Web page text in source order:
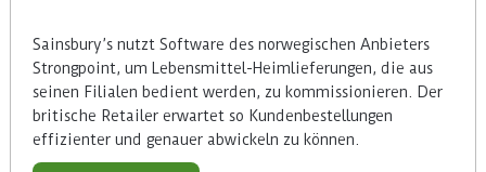
Sainsbury’s nutzt Software des norwegischen Anbieters
Strongpoint, um Lebensmittel-Heimlieferungen, die aus
seinen Filialen bedient werden, zu kommissionieren. Der
britische Retailer erwartet so Kundenbestellungen
effizienter und genauer abwickeln zu können.